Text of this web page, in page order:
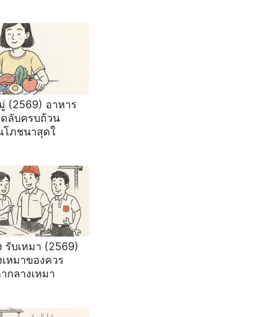
(2569) อาหาร
ดลับครบถ้วน
โภชนาสุดใ
รับเหมา (2569)
หมาของควร
กลางเหมา